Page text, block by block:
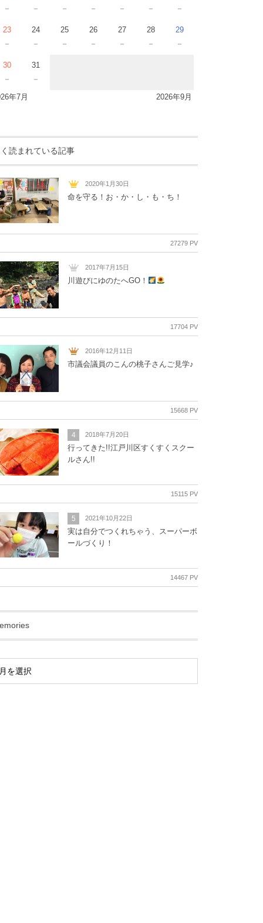
－ － － － － － －
23
－
24
－
25
－
26
－
27
－
28
－
29
－
30
－
31
－
年7月 2026年9月
読まれている記事
2020年1月30日
命を守る！お・か・し・も・ち！
27279 PV
2017年7月15日
川遊びにゆのたへGO！
17704 PV
2016年12月11日
市議会議員のこんの桃子さんご見学♪
15668 PV
4 2018年7月20日
行ってきた!!江戸川区すくすくスクー
ルさん!!
15115 PV
5 2021年10月22日
実は自分でつくれちゃう、スーパーボ
ールづくり！
14467 PV